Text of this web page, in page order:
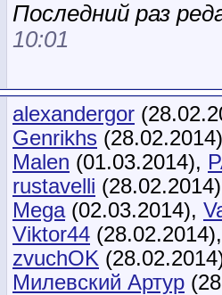
Последний раз
10:01
alexandergor
Genrikhs
Malen (01.03.2014),
rustavelli
Mega(02.03.2014),
Viktor44
zvuchOK
Милевский Артур